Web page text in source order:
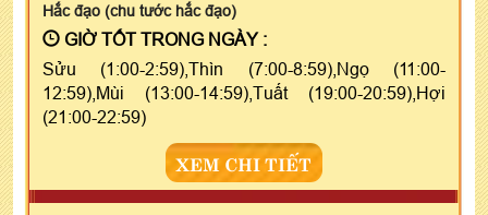
Hắc đạo (chu tước hắc đạo)
GIỜ TỐT TRONG NGÀY :
Sửu (1:00-2:59),Thìn (7:00-8:59),Ngọ (11:00-
12:59),Mùi (13:00-14:59),Tuất (19:00-20:59),Hợi
(21:00-22:59)
XEM CHI TIẾT